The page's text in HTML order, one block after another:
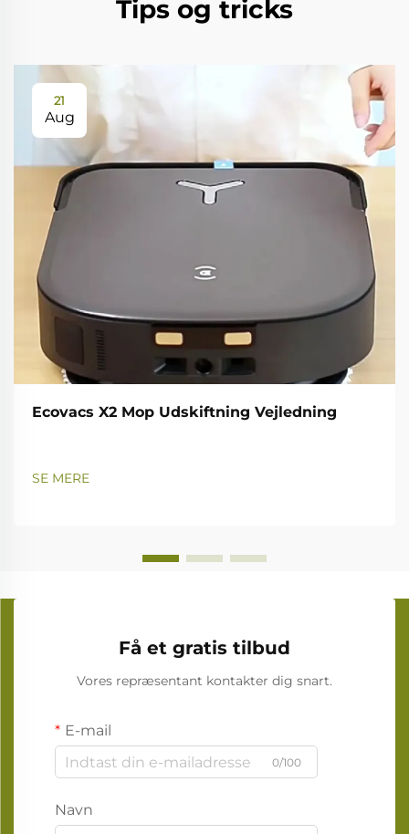
Tips og tricks
21
Aug
Ecovacs X2 Mop Udskiftning Vejledning
SE MERE
Få et gratis tilbud
Vores repræsentant kontakter dig snart.
E-mail
0/100
Navn